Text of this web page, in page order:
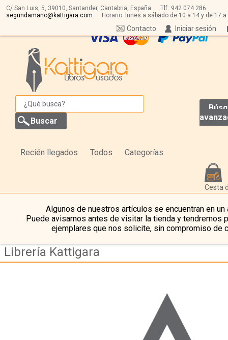
C/ San Luis, 5, 39010, Santander, Cantabria, España Tlf: 942 074 286
segundamano@kattigara.com
Horario: lunes a sábado de 10 a 14 y de 17 a
Iniciar sesión
Contacto
Recién llegados Todos Categorías
Cesta
Algunos de nuestros artículos se encuentran en un
Puede avisarnos antes de visitar la tienda y tendremos
ejemplares que nos solicite, sin compromiso de
Librería Kattigara